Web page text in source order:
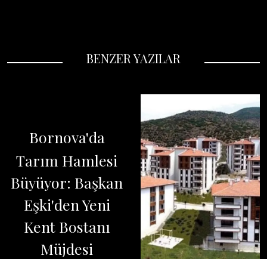
BENZER YAZILAR
Bornova'da
Tarım Hamlesi
Büyüyor: Başkan
Eşki'den Yeni
Kent Bostanı
Müjdesi